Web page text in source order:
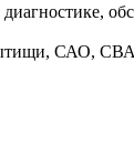
САО,